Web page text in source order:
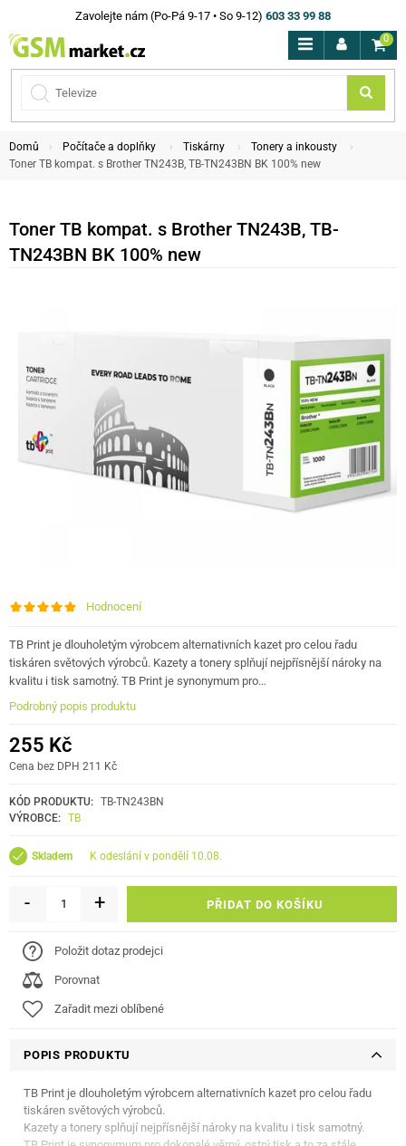
Zavolejte nám (Po-Pá 9-17 • So 9-12) 603 33 99 88
0
Domů Počítače a doplňky Tiskárny
Tonery a inkousty
Toner TB kompat. s Brother TN243B, TB-TN243BN BK 100% new
Toner TB kompat. s Brother TN243B, TB-
TN243BN BK 100% new
Hodnocení
TB Print je dlouholetým výrobcem alternativních kazet pro celou řadu
tiskáren světových výrobců. Kazety a tonery splňují nejpřísnější nároky na
kvalitu i tisk samotný. TB Print je synonymum pro…
Podrobný popis produktu
255 Kč
Cena bez DPH 211 Kč
KÓD PRODUKTU: TB-TN243BN
VÝROBCE: TB
Skladem k odeslání v pondělí 10.08.
- + PŘIDAT DO KOŠÍKU
Položit dotaz prodejci
Porovnat
Zařadit mezi oblíbené
POPIS PRODUKTU
TB Print je dlouholetým výrobcem alternativních kazet pro celou řadu
tiskáren světových výrobců.
Kazety a tonery splňují nejpřísnější nároky na kvalitu i tisk samotný.